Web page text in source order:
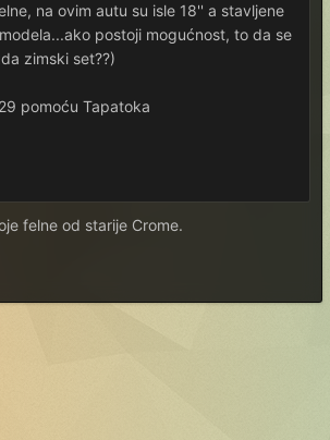
na ovim autu su isle 18'' a stavljene
postoji mogućnost, to da se
zimski set??)
pomoću Tapatoka
felne od starije Crome.